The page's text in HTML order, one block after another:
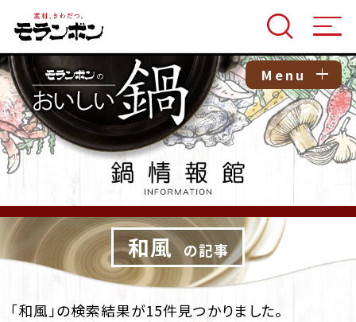
Menu
和風 の記事
「和風」の検索結果が15件見つかりました。